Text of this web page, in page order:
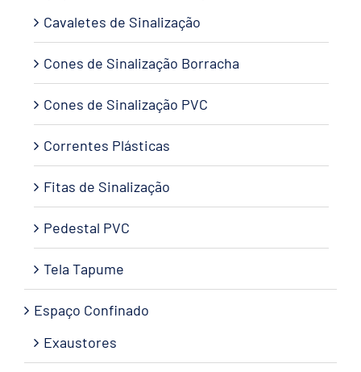
Cavaletes de Sinalização
Cones de Sinalização Borracha
Cones de Sinalização PVC
Correntes Plásticas
Fitas de Sinalização
Pedestal PVC
Tela Tapume
Espaço Confinado
Exaustores